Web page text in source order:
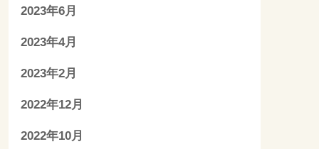
2023年6月
2023年4月
2023年2月
2022年12月
2022年10月